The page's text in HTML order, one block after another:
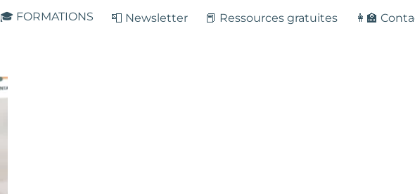
🎓 FORMATIONS 📮 Newsletter 📕 Ressources gratuites 👩‍🏫